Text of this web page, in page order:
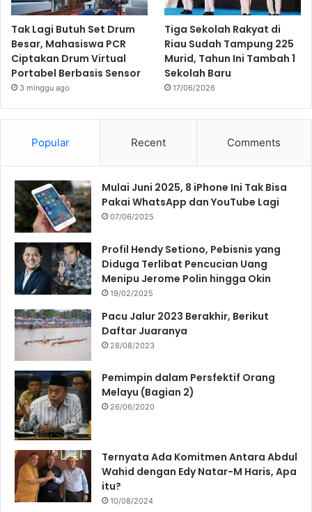
Tak Lagi Butuh Set Drum
Besar, Mahasiswa PCR
Ciptakan Drum Virtual
Portabel Berbasis Sensor
3 minggu ago
Tiga Sekolah Rakyat di
Riau Sudah Tampung 225
Murid, Tahun Ini Tambah 1
Sekolah Baru
17/06/2026
Popular Recent Comments
Mulai Juni 2025, 8 iPhone Ini Tak Bisa
Pakai WhatsApp dan YouTube Lagi
07/06/2025
Profil Hendy Setiono, Pebisnis yang
Diduga Terlibat Pencucian Uang
Menipu Jerome Polin hingga Okin
19/02/2025
Pacu Jalur 2023 Berakhir, Berikut
Daftar Juaranya
28/08/2023
Pemimpin dalam Persfektif Orang
Melayu (Bagian 2)
26/06/2020
Ternyata Ada Komitmen Antara Abdul
Wahid dengan Edy Natar-M Haris, Apa
itu?
10/08/2024